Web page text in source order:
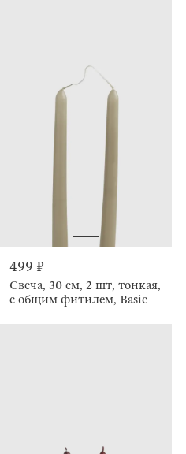
499 ₽
Свеча, 30 см, 2 шт, тонкая,
с общим фитилем, Basic